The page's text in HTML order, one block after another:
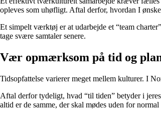
opleves som uhøfligt. Aftal derfor, hvordan I
Et simpelt værktøj er at udarbejde et “team
tage svære samtaler senere.
Vær opmærksom på tid og
Tidsopfattelse varierer meget mellem kulturer. I
Aftal derfor tydeligt, hvad “til tiden” betyder i
altid er de samme, der skal mødes uden for normal